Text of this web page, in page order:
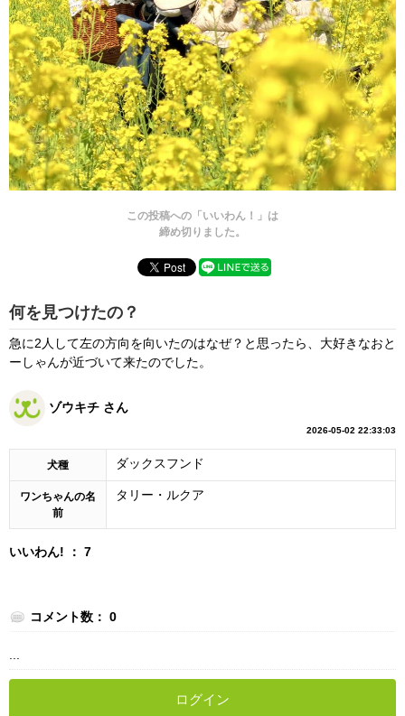
この投稿への「いいわん！」は
締め切りました。
何を見つけたの？
急に2人して左の方向を向いたのはなぜ？と思ったら、大好きなおと
ーしゃんが近づいて来たのでした。
ゾウキチ さん
2026-05-02 22:33:03
犬種 ダックスフンド
ワンちゃんの名
前
タリー・ルクア
いいわん! ： 7
コメント数： 0
ログイン